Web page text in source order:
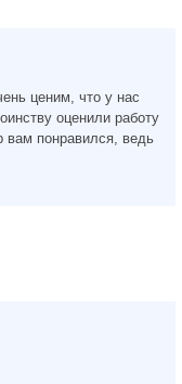
ценим, что у нас
оценили работу
понравился, ведь